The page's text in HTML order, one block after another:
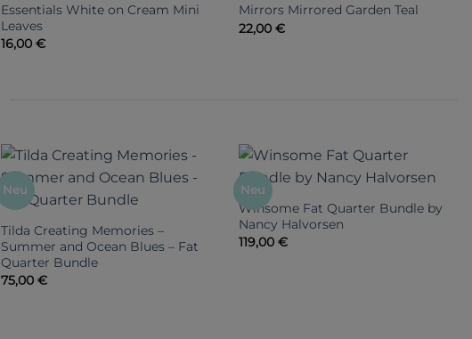
Essentials White on Cream Mini
Leaves
16,00€
Mirrors Mirrored Garden Teal
22,00 €
Neu
Tilda Creating Memories –
Summer and Ocean Blues – Fat
Quarter Bundle
75,00€
Neu
Winsome Fat Quarter Bundle by
Nancy Halvorsen
119,00 €